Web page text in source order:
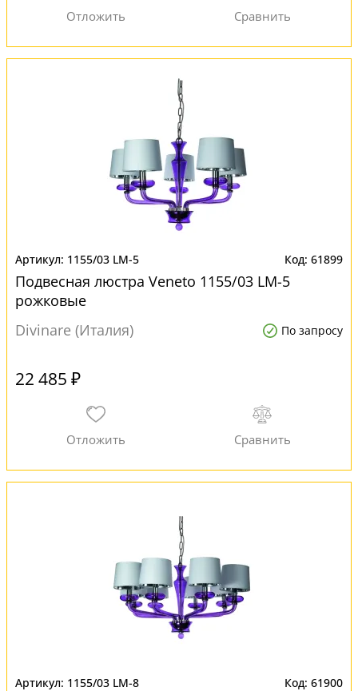
1155/03 LM-5 61899
Подвесная люстра Veneto 1155/03 LM-5
рожковые
Divinare (Италия)
По запросу
22 485 ₽
1155/03 LM-8 61900